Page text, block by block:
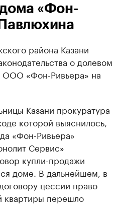
«Фон-
района Казани
о долевом
ООО «Фон-Ривьера» на
Казани прокуратура
которой выяснилось,
«Фон-Ривьера»
Сервис»
купли-продажи
доме. В дальнейшем, в
цессии право
квартиры перешло